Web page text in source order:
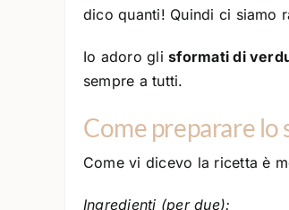
dico quanti! Quindi ci siamo
Io adoro glisformati di
sempre a tutti.
Come preparare
Come vi dicevo la ricetta è
Ingredienti (per due):